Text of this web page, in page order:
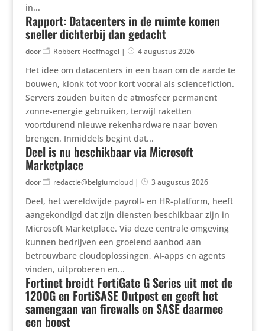
in...
Rapport: Datacenters in de ruimte komen
sneller dichterbij dan gedacht
door Robbert Hoeffnagel| 4 augustus 2026
Het idee om datacenters in een baan om de aarde te
bouwen, klonk tot voor kort vooral als sciencefiction.
Servers zouden buiten de atmosfeer permanent
zonne-energie gebruiken, terwijl raketten
voortdurend nieuwe rekenhardware naar boven
brengen. Inmiddels begint dat...
Deel is nu beschikbaar via Microsoft
Marketplace
door redactie@belgiumcloud| 3 augustus 2026
Deel, het wereldwijde payroll- en HR-platform, heeft
aangekondigd dat zijn diensten beschikbaar zijn in
Microsoft Marketplace. Via deze centrale omgeving
kunnen bedrijven een groeiend aanbod aan
betrouwbare cloudoplossingen, AI-apps en agents
vinden, uitproberen en...
Fortinet breidt FortiGate G Series uit met de
1200G en FortiSASE Outpost en geeft het
samengaan van firewalls en SASE daarmee
een boost